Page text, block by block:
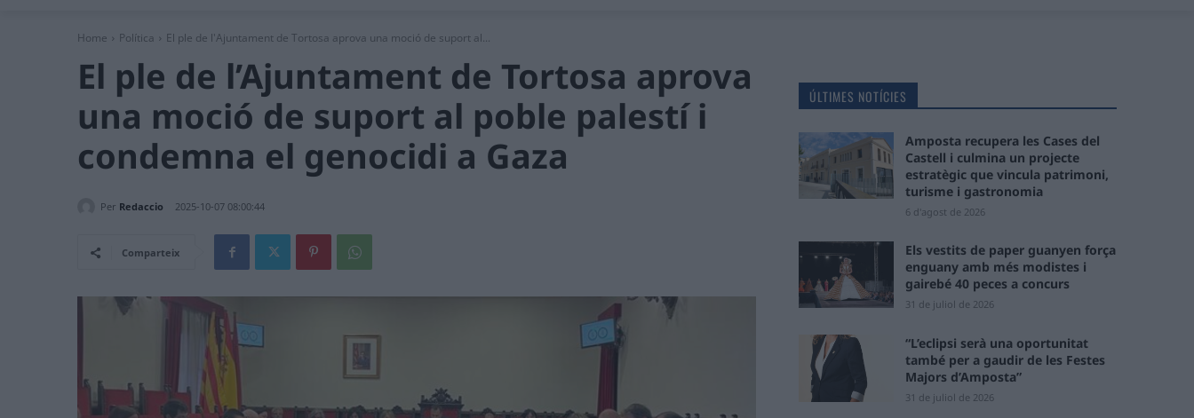
Home Política El ple de l'Ajuntament de Tortosa aprova una moció de suport al...
El ple de l’Ajuntament de Tortosa aprova
una moció de suport al poble palestí i
condemna el genocidi a Gaza
Per Redaccio 2025-10-07 08:00:44
Comparteix
ÚLTIMES NOTÍCIES
Amposta recupera les Cases del
Castell i culmina un projecte
estratègic que vincula patrimoni,
turisme i gastronomia
6 d'agost de 2026
Els vestits de paper guanyen força
enguany amb més modistes i
gairebé 40 peces a concurs
31 de juliol de 2026
“L’eclipsi serà una oportunitat
també per a gaudir de les Festes
Majors d’Amposta”
31 de juliol de 2026